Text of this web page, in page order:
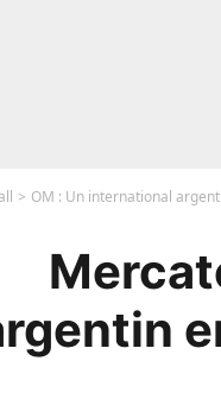
OM : Un international